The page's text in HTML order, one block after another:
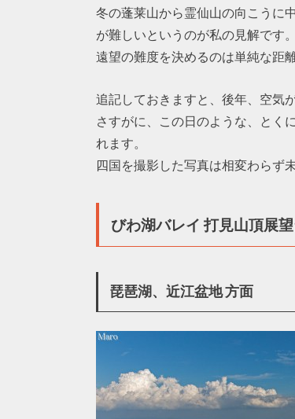
冬の蓬莱山から霊仙山の向こうに
が難しいというのが私の見解です。
遠望の難度を決めるのは単純な距
追記しておきますと、後年、空気
さすがに、この日のような、とく
れます。
四国を撮影した写真は相変わらず
びわ湖バレイ 打見山頂展
琵琶湖、近江盆地 方面